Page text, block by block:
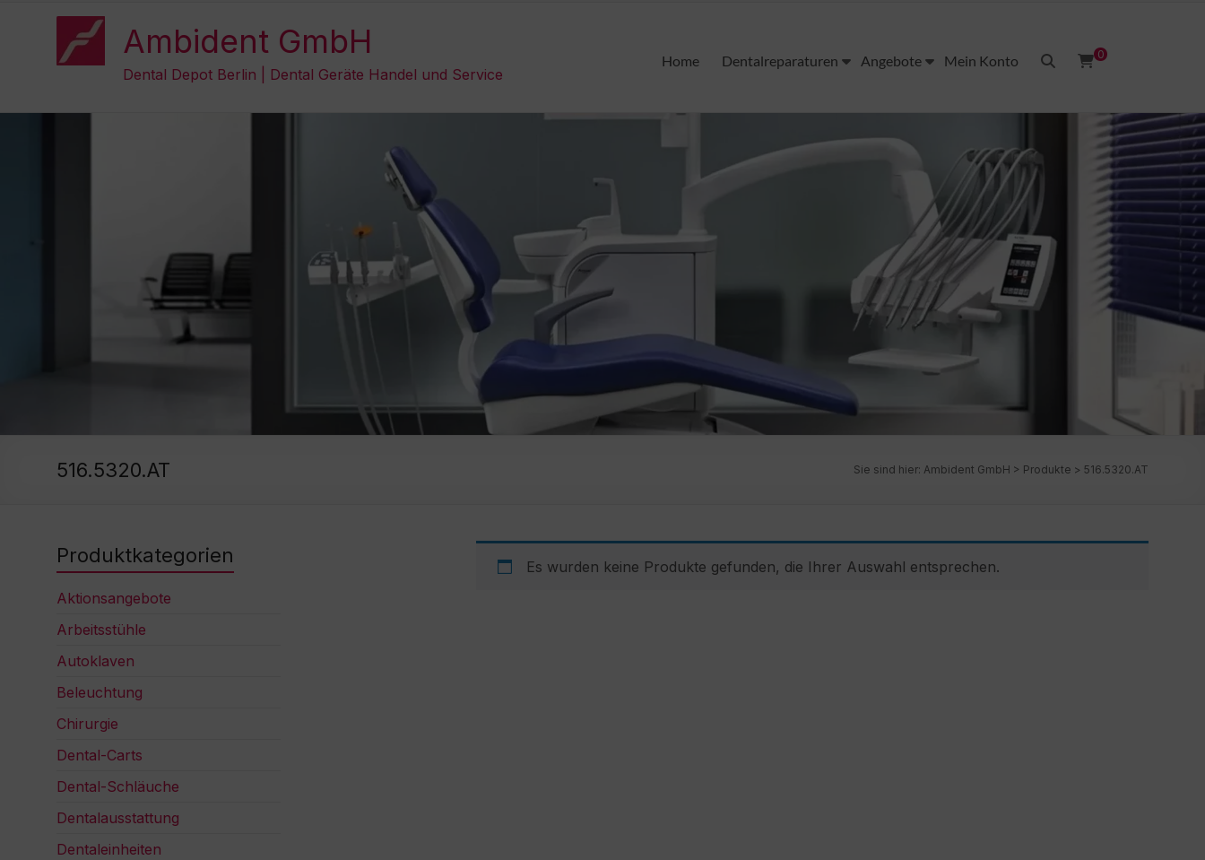
Ambident GmbH
Dental Depot Berlin | Dental Geräte Handel und Service
0
Home Dentalreparaturen Angebote Mein Konto
516.5320.AT Sie sind hier: Ambident GmbH > Produkte > 516.5320.AT
Es wurden keine Produkte gefunden, die Ihrer Auswahl entsprechen.
Produktkategorien
Aktionsangebote
Arbeitsstühle
Autoklaven
Beleuchtung
Chirurgie
Dental-Carts
Dental-Schläuche
Dentalausstattung
Dentaleinheiten